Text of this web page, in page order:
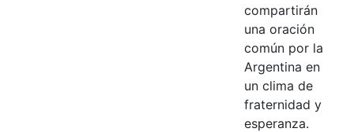
compartirán
una oración
común por la
Argentina en
un clima de
fraternidad y
esperanza.